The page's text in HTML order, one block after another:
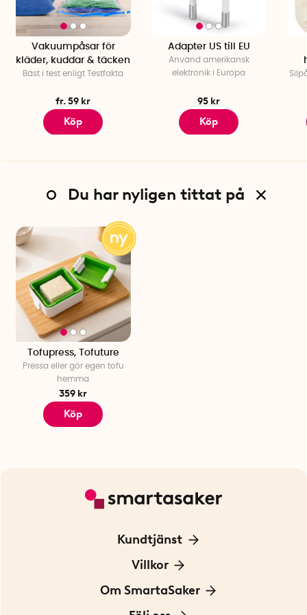
Vakuumpåsar för
kläder, kuddar & täcken
Bäst i test enligt Testfakta
fr. 59 kr
Köp
Adapter US till EU
Använd amerikansk
elektronik i Europa
95 kr
Köp
Du har nyligen tittat på
Tofupress, Tofuture
Pressa eller gör egen tofu
hemma
359 kr
Köp
Kundtjänst
Kontakta oss
För Företag
Villkor
Frakt och leverans
Personuppgiftspolicy
Om SmartaSaker
Om oss